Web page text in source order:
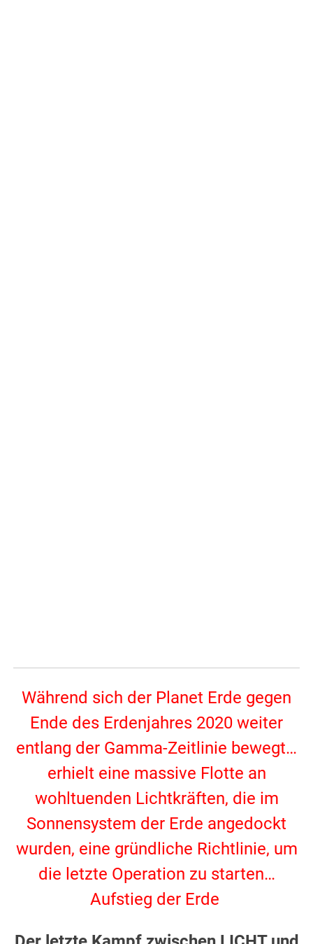
Während sich der Planet Erde gegen
Ende des Erdenjahres 2020 weiter
entlang der Gamma-Zeitlinie bewegt…
erhielt eine massive Flotte an
wohltuenden Lichtkräften, die im
Sonnensystem der Erde angedockt
wurden, eine gründliche Richtlinie, um
die letzte Operation zu starten…
Aufstieg der Erde